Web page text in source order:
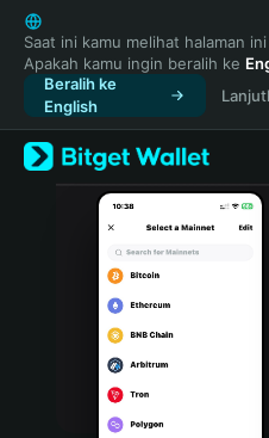
English
日本語
Tiếng Việt
Русский
Español (Latinoamérica)
Türkçe
Italiano
Português (Portugal)
Bahasa Indonesia
Saat ini kamu melihat halaman
Apakah kamu ingin beralih ke
Beralih ke
English